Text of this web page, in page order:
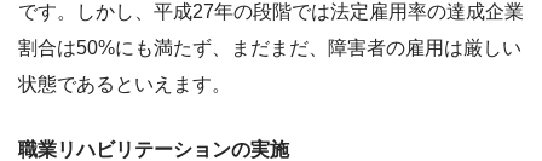
です。しかし、平成27年の段階では法定雇用率の達成企業
割合は50%にも満たず、まだまだ、障害者の雇用は厳しい
状態であるといえます。
職業リハビリテーションの実施